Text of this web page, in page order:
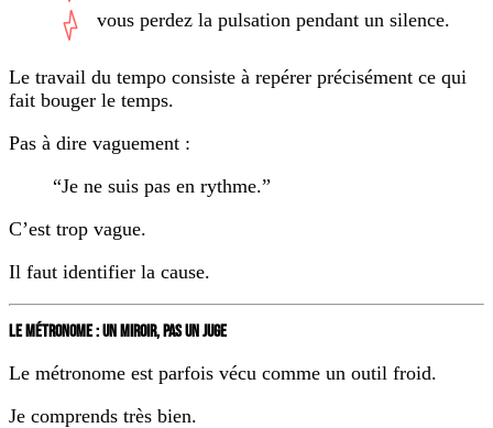
vous perdez la pulsation pendant un silence.
Le travail du tempo consiste à repérer précisément ce qui
fait bouger le temps.
Pas à dire vaguement :
“Je ne suis pas en rythme.”
C’est trop vague.
Il faut identifier la cause.
LE MÉTRONOME : UN MIROIR, PAS UN JUGE
Le métronome est parfois vécu comme un outil froid.
Je comprends très bien.